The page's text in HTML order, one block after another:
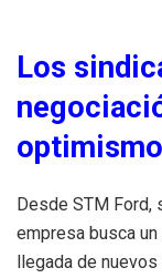
Los
optimismo
Desde STM Ford,
empresa busca
llegada de